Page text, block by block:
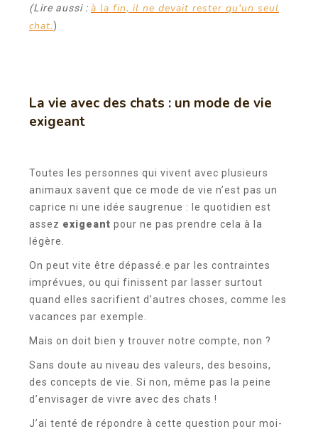
(Lire aussi : à la fin, il ne devait rester qu'un seul
chat.)
La vie avec des chats : un mode de vie
exigeant
Toutes les personnes qui vivent avec plusieurs
animaux savent que ce mode de vie n’est pas un
caprice ni une idée saugrenue : le quotidien est
assez exigeant pour ne pas prendre cela à la
légère.
On peut vite être dépassé.e par les contraintes
imprévues, ou qui finissent par lasser surtout
quand elles sacrifient d’autres choses, comme les
vacances par exemple.
Mais on doit bien y trouver notre compte, non ?
Sans doute au niveau des valeurs, des besoins,
des concepts de vie. Si non, même pas la peine
d’envisager de vivre avec des chats !
J’ai tenté de répondre à cette question pour moi-